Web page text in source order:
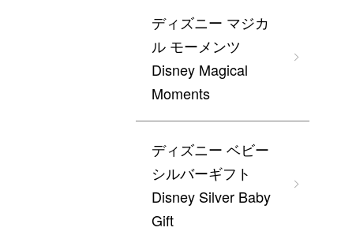
ディズニー マジカ
ル モーメンツ
Disney Magical
Moments
ディズニー ベビー
シルバーギフト
Disney Silver Baby
Gift